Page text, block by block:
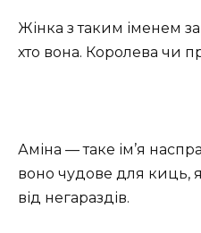
Жінка з таким іменем
хто вона. Королева чи
Аміна — таке ім’я
воно чудове для киць,
від негараздів.